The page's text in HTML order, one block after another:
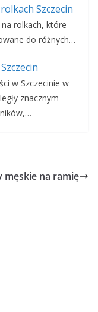
Szczecin
na rolkach, które
do różnych…
w Szczecinie w
znacznym
męskie na ramię